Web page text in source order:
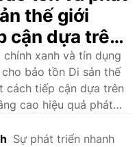
thế giới
cận dựa trên
xanh và tín dụng
bảo tồn Di sản thế
cách tiếp cận dựa trên
cao hiệu quả phát
Sự phát triển nhanh